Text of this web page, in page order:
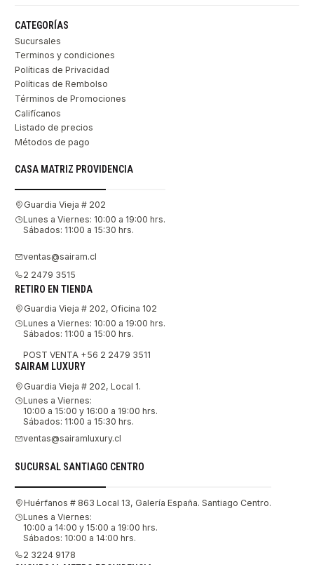
CATEGORÍAS
Sucursales
Terminos y condiciones
Políticas de Privacidad
Políticas de Rembolso
Términos de Promociones
Califícanos
Listado de precios
Métodos de pago
CASA MATRIZ PROVIDENCIA
Guardia Vieja # 202
Lunes a Viernes: 10:00 a 19:00 hrs.
Sábados: 11:00 a 15:30 hrs.
ventas@sairam.cl
2 2479 3515
RETIRO EN TIENDA
Guardia Vieja # 202, Oficina 102
Lunes a Viernes: 10:00 a 19:00 hrs.
Sábados: 11:00 a 15:00 hrs.
POST VENTA +56 2 2479 3511
SAIRAM LUXURY
Guardia Vieja # 202, Local 1.
Lunes a Viernes:
10:00 a 15:00 y 16:00 a 19:00 hrs.
Sábados: 11:00 a 15:30 hrs.
ventas@sairamluxury.cl
SUCURSAL SANTIAGO CENTRO
Huérfanos # 863 Local 13, Galería España. Santiago Centro.
Lunes a Viernes:
10:00 a 14:00 y 15:00 a 19:00 hrs.
Sábados: 10:00 a 14:00 hrs.
2 3224 9178